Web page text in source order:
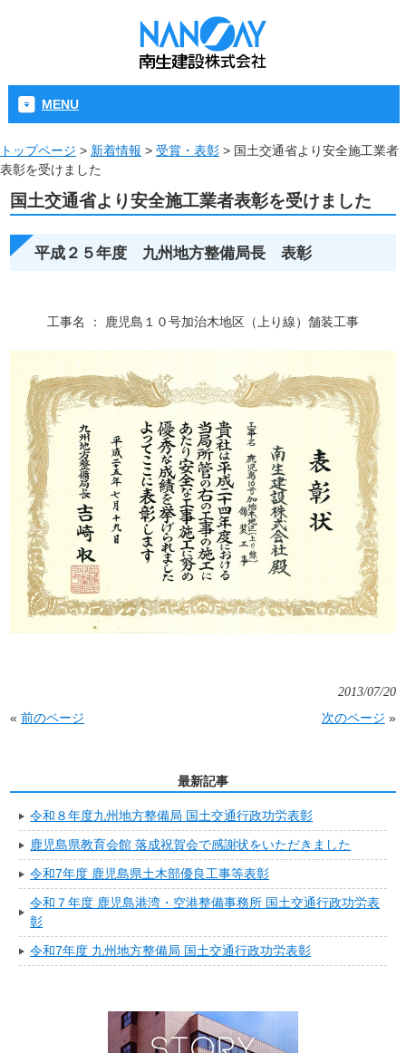
MENU
トップページ > 新着情報 > 受賞・表彰 > 国土交通省より安全施工業者
表彰を受けました
国土交通省より安全施工業者表彰を受けました
平成２５年度 九州地方整備局長 表彰
工事名 ： 鹿児島１０号加治木地区（上り線）舗装工事
2013/07/20
«前のページ 次のページ »
最新記事
令和８年度九州地方整備局 国土交通行政功労表彰
鹿児島県教育会館 落成祝賀会で感謝状をいただきました
令和7年度 鹿児島県土木部優良工事等表彰
令和７年度 鹿児島港湾・空港整備事務所 国土交通行政功労表
彰
令和7年度 九州地方整備局 国土交通行政功労表彰